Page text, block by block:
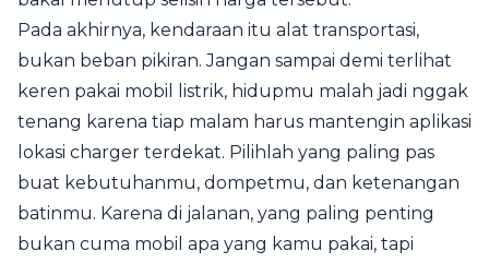
Pada akhirnya, kendaraan itu alat transportasi,
bukan beban pikiran. Jangan sampai demi terlihat
keren pakai mobil listrik, hidupmu malah jadi nggak
tenang karena tiap malam harus mantengin aplikasi
lokasi charger terdekat. Pilihlah yang paling pas
buat kebutuhanmu, dompetmu, dan ketenangan
batinmu. Karena di jalanan, yang paling penting
bukan cuma mobil apa yang kamu pakai, tapi